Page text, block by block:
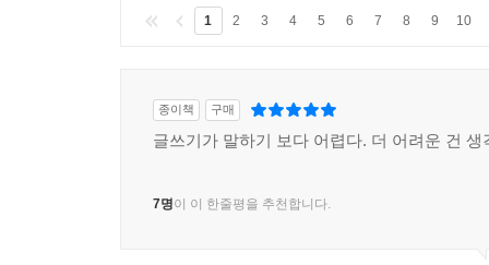
1 2 3 4 5 6 7 8 9 10
종이책 구매
글쓰기가 말하기 보다 어렵다. 더 어려운 건 생
7명이 이 한줄평을 추천합니다.